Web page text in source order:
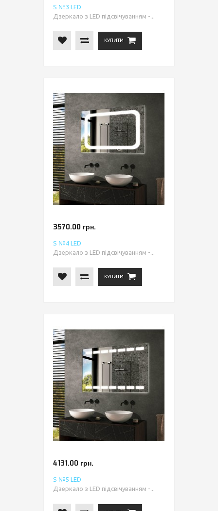
S №3 LED
Дзеркало з LED підсвічуванням -...
КУПИТИ
3570.00 грн.
S №4 LED
Дзеркало з LED підсвічуванням -...
КУПИТИ
4131.00 грн.
S №5 LED
Дзеркало з LED підсвічуванням -...